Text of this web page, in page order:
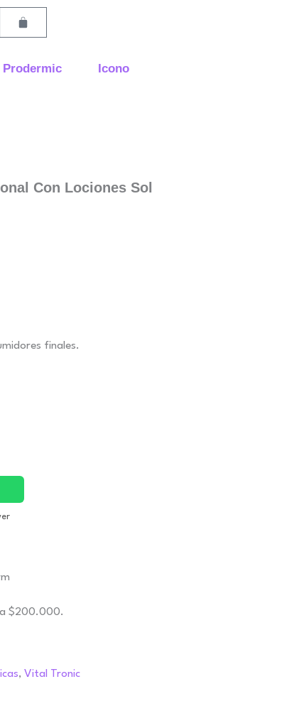
Carrito
Prodermic Icono
Con Lociones Sol
finales.
$200.000.
, Vital Tronic